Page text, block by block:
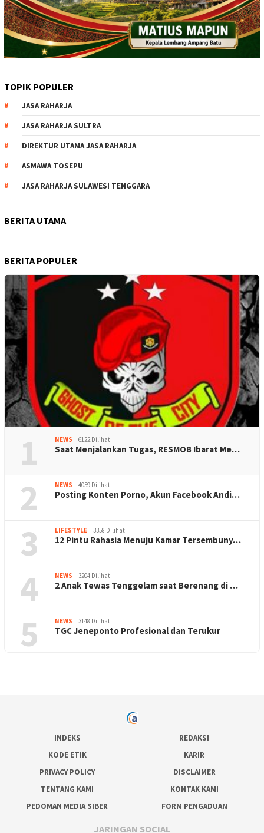
TOPIK POPULER
JASA RAHARJA
JASA RAHARJA SULTRA
DIREKTUR UTAMA JASA RAHARJA
ASMAWA TOSEPU
JASA RAHARJA SULAWESI TENGGARA
BERITA UTAMA
BERITA POPULER
1 NEWS 6122 Dilihat
Saat Menjalankan Tugas, RESMOB Ibarat Me…
2 NEWS 4059 Dilihat
Posting Konten Porno, Akun Facebook Andi…
3 LIFESTYLE 3358 Dilihat
12 Pintu Rahasia Menuju Kamar Tersembuny…
4 NEWS 3204 Dilihat
2 Anak Tewas Tenggelam saat Berenang di …
5 NEWS 3148 Dilihat
TGC Jeneponto Profesional dan Terukur
INDEKS
REDAKSI
KODE ETIK
KARIR
PRIVACY POLICY
DISCLAIMER
TENTANG KAMI
KONTAK KAMI
PEDOMAN MEDIA SIBER
FORM PENGADUAN
JARINGAN SOCIAL